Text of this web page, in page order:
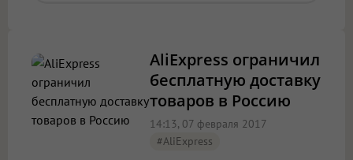
AliExpress ограничил
бесплатную доставку
товаров в Россию
14:13, 07 февраля 2017
#AliExpress